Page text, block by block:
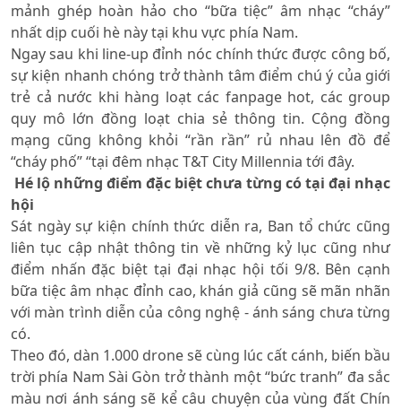
mảnh ghép hoàn hảo cho “bữa tiệc” âm nhạc “cháy”
nhất dịp cuối hè này tại khu vực phía Nam.
Ngay sau khi line-up đỉnh nóc chính thức được công bố,
sự kiện nhanh chóng trở thành tâm điểm chú ý của giới
trẻ cả nước khi hàng loạt các fanpage hot, các group
quy mô lớn đồng loạt chia sẻ thông tin. Cộng đồng
mạng cũng không khỏi “rần rần” rủ nhau lên đồ để
“cháy phố” “tại đêm nhạc T&T City Millennia tới đây.
Hé lộ những điểm đặc biệt chưa từng có tại đại nhạc
hội
Sát ngày sự kiện chính thức diễn ra, Ban tổ chức cũng
liên tục cập nhật thông tin về những kỷ lục cũng như
điểm nhấn đặc biệt tại đại nhạc hội tối 9/8. Bên cạnh
bữa tiệc âm nhạc đỉnh cao, khán giả cũng sẽ mãn nhãn
với màn trình diễn của công nghệ - ánh sáng chưa từng
có.
Theo đó, dàn 1.000 drone sẽ cùng lúc cất cánh, biến bầu
trời phía Nam Sài Gòn trở thành một “bức tranh” đa sắc
màu nơi ánh sáng sẽ kể câu chuyện của vùng đất Chín